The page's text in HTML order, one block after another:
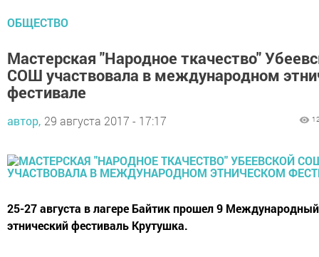
ОБЩЕСТВО
Мастерская "Народное ткачество"
СОШ участвовала в международном
фестивале
автор, 29 августа 2017 - 17:17
25-27 августа в лагере Байтик прошел 9 Международный
этнический фестиваль Крутушка.